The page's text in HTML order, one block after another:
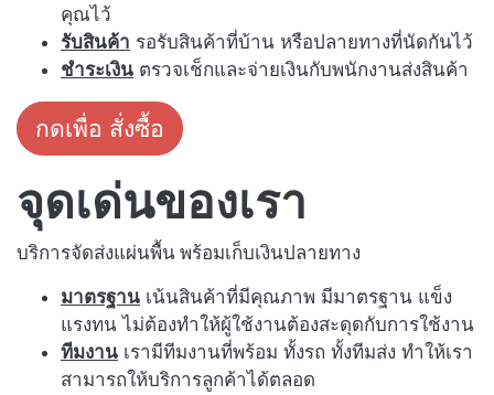
คุณไว้
รับสินค้า รอรับสินค้าที่บ้าน หรือปลายทางที่นัดกันไว้
ชำระเงิน ตรวจเช็กและจ่ายเงินกับพนักงานส่งสินค้า
กดเพื่อ สั่งซื้อ
จุดเด่นของเรา
บริการจัดส่งแผ่นพื้น พร้อมเก็บเงินปลายทาง
มาตรฐาน เน้นสินค้าที่มีคุณภาพ มีมาตรฐาน แข็ง
แรงทน ไม่ต้องทำให้ผู้ใช้งานต้องสะดุดกับการใช้งาน
ทีมงาน เรามีทีมงานที่พร้อม ทั้งรถ ทั้งทีมส่ง ทำให้เรา
สามารถให้บริการลูกค้าได้ตลอด